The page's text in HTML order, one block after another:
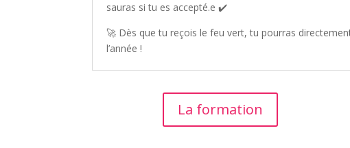
sauras si tu es accepté.e ✔️
🚀 Dès que tu reçois le feu vert, tu pourras
l’année !
La formation